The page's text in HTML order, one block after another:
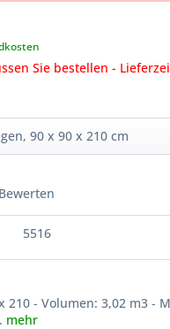
Sie bestellen -
Bewerten
5516
210 - Volumen: 3,02 m3 -
mehr